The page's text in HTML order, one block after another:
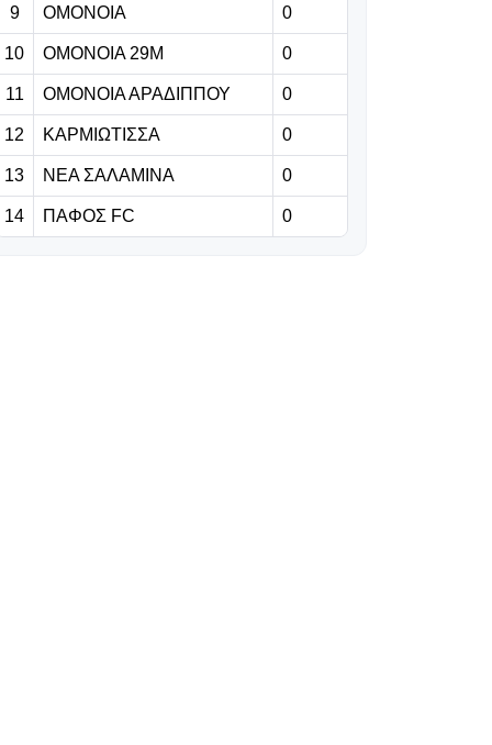
Η Λίβερπουλ
βρήκε τρόπο να
νιώθει πως ο
Ντιόγο Ζότα θα
είναι πάντοτε
κοντά της...
07.08.2026 | 19:52
9 ΟΜΟΝΟΙΑ 0
10 ΟΜΟΝΟΙΑ 29Μ 0
11 ΟΜΟΝΟΙΑ ΑΡΑΔΙΠΠΟΥ 0
12 ΚΑΡΜΙΩΤΙΣΣΑ 0
13 ΝΕΑ ΣΑΛΑΜΙΝΑ 0
14 ΠΑΦΟΣ FC 0